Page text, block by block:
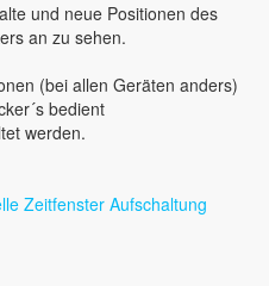
und neue Positionen des
an zu sehen.
(bei allen Geräten anders)
bedient
werden.